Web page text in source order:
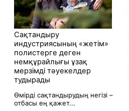
Сақтандыру
индустриясының «жетім»
полистерге деген
немқұрайлығы ұзақ
мерзімді тәуекелдер
тудырады
Өмірді сақтандырудың негізі –
отбасы ең қажет...